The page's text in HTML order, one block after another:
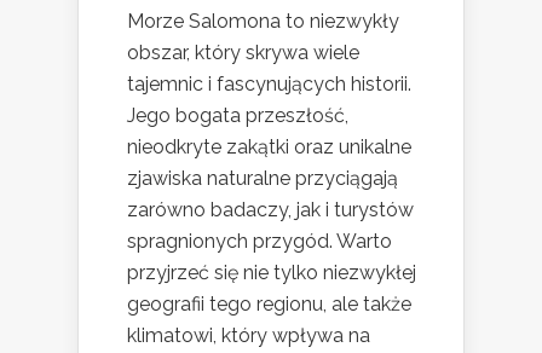
Morze Salomona to niezwykły
obszar, który skrywa wiele
tajemnic i fascynujących historii.
Jego bogata przeszłość,
nieodkryte zakątki oraz unikalne
zjawiska naturalne przyciągają
zarówno badaczy, jak i turystów
spragnionych przygód. Warto
przyjrzeć się nie tylko niezwykłej
geografii tego regionu, ale także
klimatowi, który wpływa na